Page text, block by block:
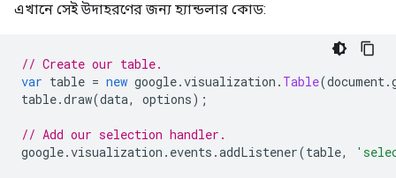
এখানে সেই উদাহরণের জন্য হ্যান্ডলার কোড:
// Create our table.
var table = new google.visualization . Table(document.
table.draw(data, options);
// Add our selection handler.
google.visualization . events .addListener(table,